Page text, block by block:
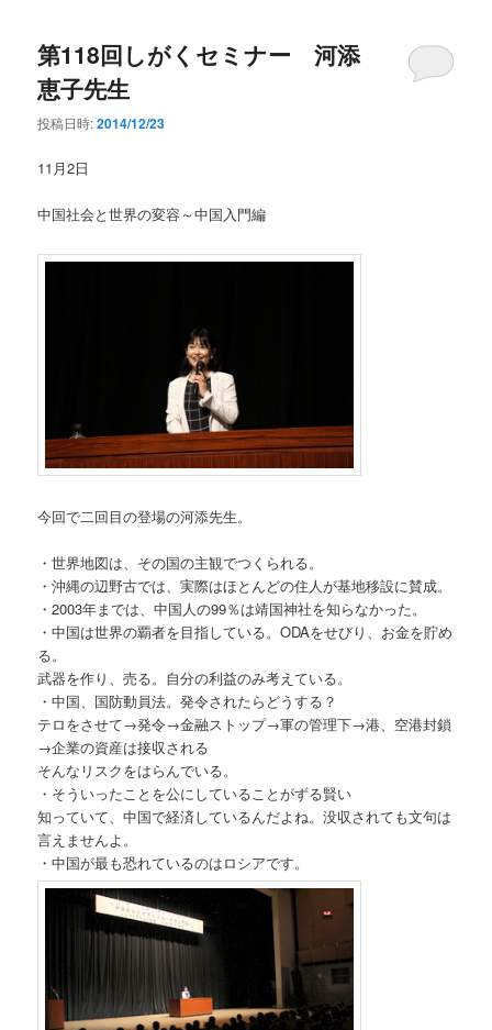
第118回しがくセミナー 河添
恵子先生
投稿日時:2014/12/23
11月2日
中国社会と世界の変容～中国入門編
今回で二回目の登場の河添先生。
・世界地図は、その国の主観でつくられる。
・沖縄の辺野古では、実際はほとんどの住人が基地移設に賛成。
・2003年までは、中国人の99％は靖国神社を知らなかった。
・中国は世界の覇者を目指している。ODAをせびり、お金を貯め
る。
武器を作り、売る。自分の利益のみ考えている。
・中国、国防動員法。発令されたらどうする？
テロをさせて→発令→金融ストップ→軍の管理下→港、空港封鎖
→企業の資産は接収される
そんなリスクをはらんでいる。
・そういったことを公にしていることがずる賢い
知っていて、中国で経済しているんだよね。没収されても文句は
言えませんよ。
・中国が最も恐れているのはロシアです。